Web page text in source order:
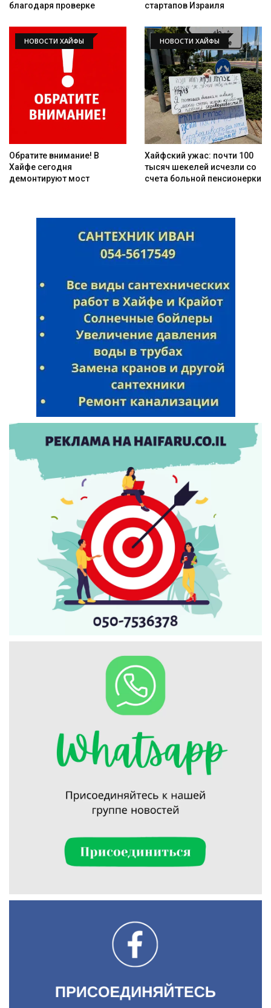
благодаря проверке
стартапов Израиля
НОВОСТИ ХАЙФЫ
Обратите внимание! В
Хайфе сегодня
демонтируют мост
НОВОСТИ ХАЙФЫ
Хайфский ужас: почти 100
тысяч шекелей исчезли со
счета больной пенсионерки